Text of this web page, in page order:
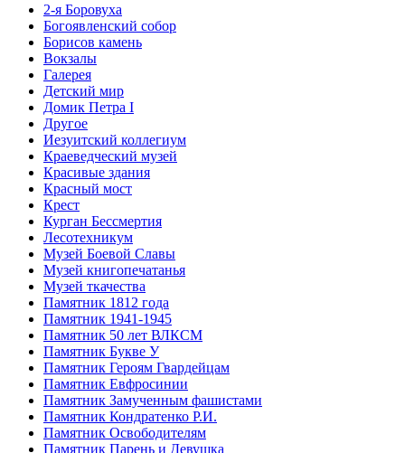
2-я Боровуха
Богоявленский собор
Борисов камень
Вокзалы
Галерея
Детский мир
Домик Петра I
Другое
Иезуитский коллегиум
Краеведческий музей
Красивые здания
Красный мост
Крест
Курган Бессмертия
Лесотехникум
Музей Боевой Славы
Музей книгопечатанья
Музей ткачества
Памятник 1812 года
Памятник 1941-1945
Памятник 50 лет ВЛКСМ
Памятник Букве У
Памятник Героям Гвардейцам
Памятник Евфросинии
Памятник Замученным фашистами
Памятник Кондратенко Р.И.
Памятник Освободителям
Памятник Парень и Девушка